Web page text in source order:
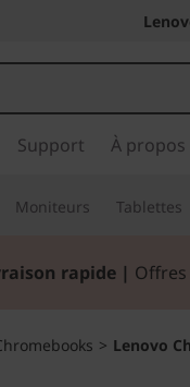
Support À propos
Moniteurs Tablettes
rapide|
> Lenovo